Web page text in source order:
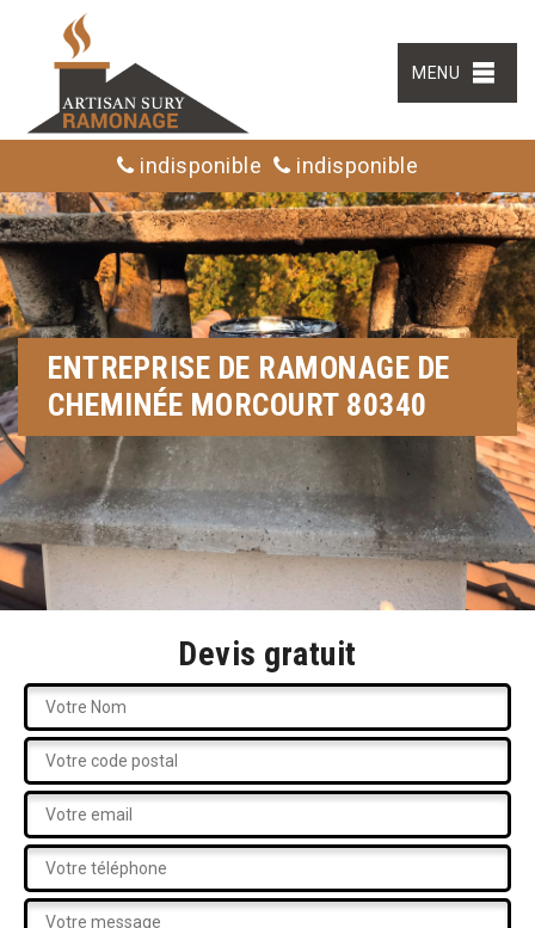
MENU
indisponible indisponible
ENTREPRISE DE RAMONAGE DE
CHEMINÉE MORCOURT 80340
Devis gratuit